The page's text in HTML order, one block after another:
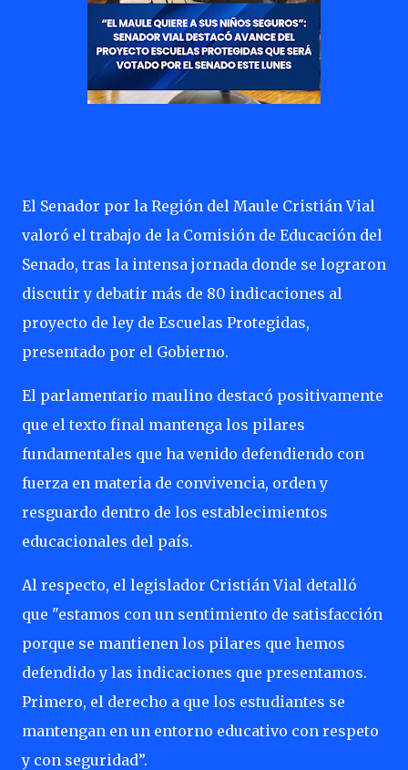
El Senador por la Región del Maule Cristián Vial
valoró el trabajo de la Comisión de Educación del
Senado, tras la intensa jornada donde se lograron
discutir y debatir más de 80 indicaciones al
proyecto de ley de Escuelas Protegidas,
presentado por el Gobierno.
El parlamentario maulino destacó positivamente
que el texto final mantenga los pilares
fundamentales que ha venido defendiendo con
fuerza en materia de convivencia, orden y
resguardo dentro de los establecimientos
educacionales del país.
Al respecto, el legislador Cristián Vial detalló
que "estamos con un sentimiento de satisfacción
porque se mantienen los pilares que hemos
defendido y las indicaciones que presentamos.
Primero, el derecho a que los estudiantes se
mantengan en un entorno educativo con respeto
y con seguridad”.